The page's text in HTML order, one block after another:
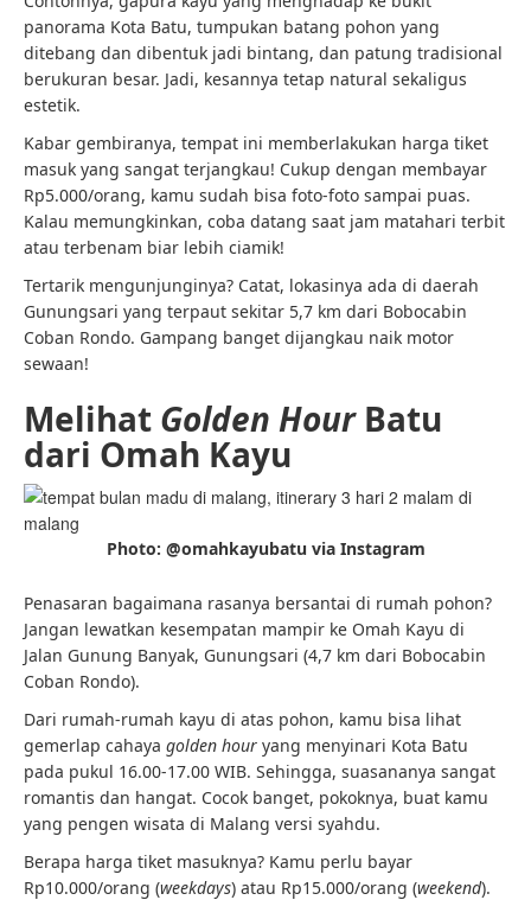
panorama Kota Batu, tumpukan batang pohon yang
ditebang dan dibentuk jadi bintang, dan patung tradisional
berukuran besar. Jadi, kesannya tetap natural sekaligus
estetik.
Kabar gembiranya, tempat ini memberlakukan harga tiket
masuk yang sangat terjangkau! Cukup dengan membayar
Rp5.000/orang, kamu sudah bisa foto-foto sampai puas.
Kalau memungkinkan, coba datang saat jam matahari terbit
atau terbenam biar lebih ciamik!
Tertarik mengunjunginya? Catat, lokasinya ada di daerah
Gunungsari yang terpaut sekitar 5,7 km dari Bobocabin
Coban Rondo. Gampang banget dijangkau naik motor
sewaan!
Melihat Golden HourBatu
dari Omah Kayu
Photo: @omahkayubatu via Instagram
Penasaran bagaimana rasanya bersantai di rumah pohon?
Jangan lewatkan kesempatan mampir ke Omah Kayu di
Jalan Gunung Banyak, Gunungsari (4,7 km dari Bobocabin
Coban Rondo).
Dari rumah-rumah kayu di atas pohon, kamu bisa lihat
gemerlap cahaya golden hour yang menyinari Kota Batu
pada pukul 16.00-17.00 WIB. Sehingga, suasananya sangat
romantis dan hangat. Cocok banget, pokoknya, buat kamu
yang pengen wisata di Malang versi syahdu.
Berapa harga tiket masuknya? Kamu perlu bayar
Rp10.000/orang (weekdays) atau Rp15.000/orang (weekend).